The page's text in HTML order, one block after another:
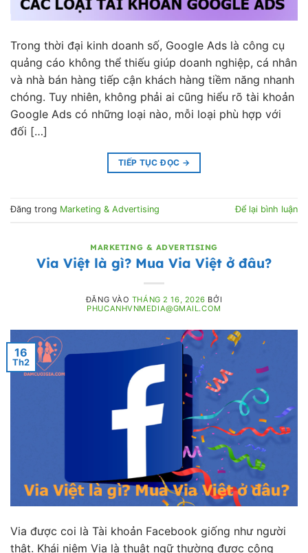
Trong thời đại kinh doanh số, Google Ads là công cụ
quảng cáo không thể thiếu giúp doanh nghiệp, cá nhân
và nhà bán hàng tiếp cận khách hàng tiềm năng nhanh
chóng. Tuy nhiên, không phải ai cũng hiểu rõ tài khoản
Google Ads có những loại nào, mỗi loại phù hợp với
đối […]
TIẾP TỤC ĐỌC →
Đăng trong Marketing & Advertising Để lại bình luận
MARKETING & ADVERTISING
Via Việt là gì? Mua Via Việt ở đâu?
ĐĂNG VÀO THÁNG 2 16, 2026 BỞI
PHUCANHVNMEDIA@GMAIL.COM
16
Th2
Via được coi là Tài khoản Facebook giống như người
thật. Khái niệm Via là thuật ngữ thường được cộng